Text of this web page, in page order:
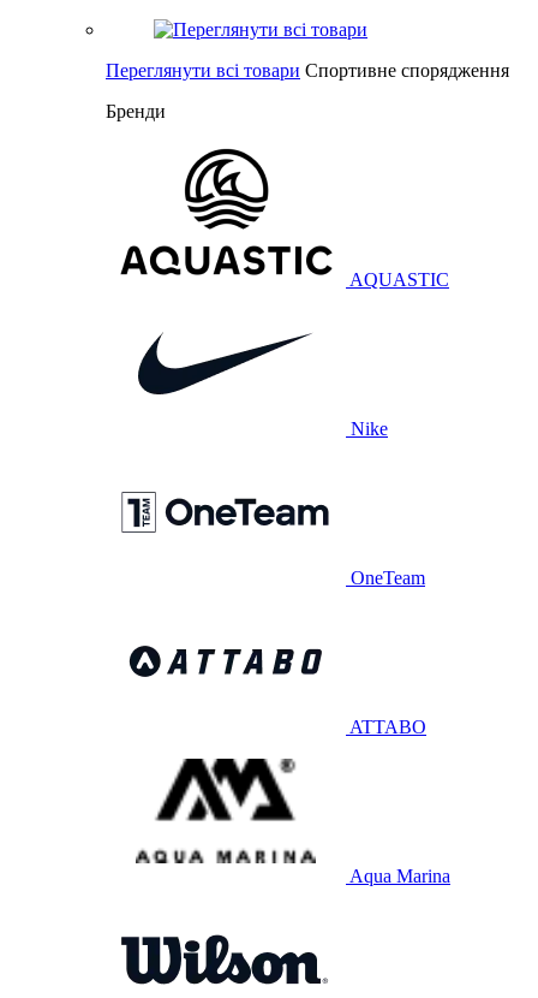
Переглянути всі товари Спортивне спорядження
Бренди
AQUASTIC
Nike
OneTeam
ATTABO
Aqua Marina